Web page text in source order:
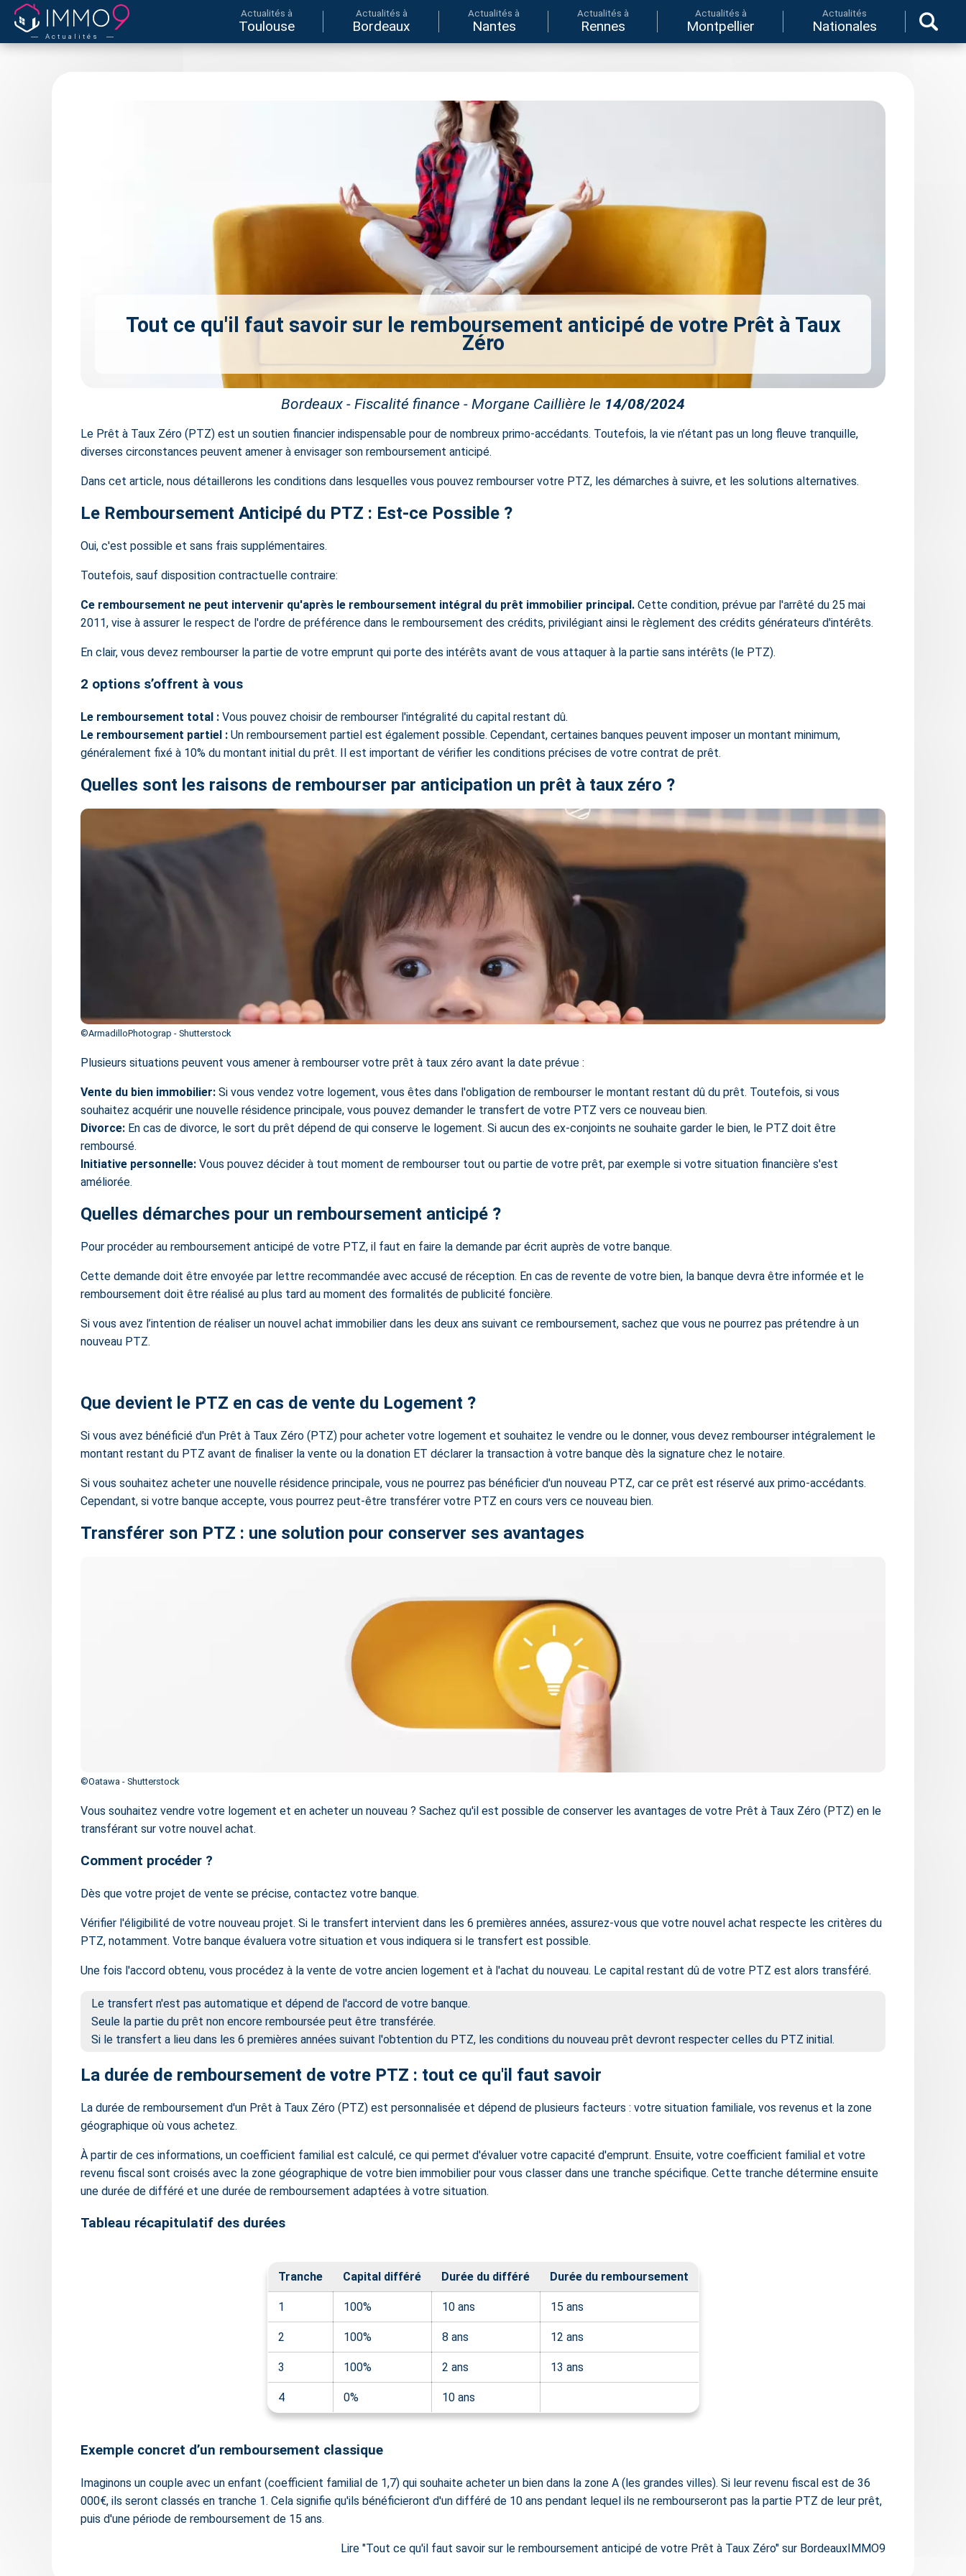
Actualités
Actualités à
Toulouse
Actualités à
Bordeaux
Actualités à
Nantes
Actualités à
Rennes
Actualités à
Montpellier
Actualités
Nationales
Tout ce qu'il faut savoir sur le remboursement anticipé de votre Prêt à Taux
Zéro
Bordeaux - Fiscalité finance - Morgane Caillière le 14/08/2024
Le Prêt à Taux Zéro (PTZ) est un soutien financier indispensable pour de nombreux primo-accédants. Toutefois, la vie n’étant pas un long fleuve tranquille,
diverses circonstances peuvent amener à envisager son remboursement anticipé.
Dans cet article, nous détaillerons les conditions dans lesquelles vous pouvez rembourser votre PTZ, les démarches à suivre, et les solutions alternatives.
Le Remboursement Anticipé du PTZ : Est-ce Possible ?
Oui, c'est possible et sans frais supplémentaires.
Toutefois, sauf disposition contractuelle contraire:
Ce remboursement ne peut intervenir qu'après le remboursement intégral du prêt immobilier principal. Cette condition, prévue par l'arrêté du 25 mai
2011, vise à assurer le respect de l'ordre de préférence dans le remboursement des crédits, privilégiant ainsi le règlement des crédits générateurs d'intérêts.
En clair, vous devez rembourser la partie de votre emprunt qui porte des intérêts avant de vous attaquer à la partie sans intérêts (le PTZ).
2 options s’offrent à vous
Le remboursement total : Vous pouvez choisir de rembourser l'intégralité du capital restant dû.
Le remboursement partiel : Un remboursement partiel est également possible. Cependant, certaines banques peuvent imposer un montant minimum,
généralement fixé à 10% du montant initial du prêt. Il est important de vérifier les conditions précises de votre contrat de prêt.
Quelles sont les raisons de rembourser par anticipation un prêt à taux zéro ?
©ArmadilloPhotograp - Shutterstock
Plusieurs situations peuvent vous amener à rembourser votre prêt à taux zéro avant la date prévue :
Vente du bien immobilier: Si vous vendez votre logement, vous êtes dans l'obligation de rembourser le montant restant dû du prêt. Toutefois, si vous
souhaitez acquérir une nouvelle résidence principale, vous pouvez demander le transfert de votre PTZ vers ce nouveau bien.
Divorce: En cas de divorce, le sort du prêt dépend de qui conserve le logement. Si aucun des ex-conjoints ne souhaite garder le bien, le PTZ doit être
remboursé.
Initiative personnelle: Vous pouvez décider à tout moment de rembourser tout ou partie de votre prêt, par exemple si votre situation financière s'est
améliorée.
Quelles démarches pour un remboursement anticipé ?
Pour procéder au remboursement anticipé de votre PTZ, il faut en faire la demande par écrit auprès de votre banque.
Cette demande doit être envoyée par lettre recommandée avec accusé de réception. En cas de revente de votre bien, la banque devra être informée et le
remboursement doit être réalisé au plus tard au moment des formalités de publicité foncière.
Si vous avez l’intention de réaliser un nouvel achat immobilier dans les deux ans suivant ce remboursement, sachez que vous ne pourrez pas prétendre à un
nouveau PTZ.
Que devient le PTZ en cas de vente du Logement ?
Si vous avez bénéficié d'un Prêt à Taux Zéro (PTZ) pour acheter votre logement et souhaitez le vendre ou le donner, vous devez rembourser intégralement le
montant restant du PTZ avant de finaliser la vente ou la donation ET déclarer la transaction à votre banque dès la signature chez le notaire.
Si vous souhaitez acheter une nouvelle résidence principale, vous ne pourrez pas bénéficier d'un nouveau PTZ, car ce prêt est réservé aux primo-accédants.
Cependant, si votre banque accepte, vous pourrez peut-être transférer votre PTZ en cours vers ce nouveau bien.
Transférer son PTZ : une solution pour conserver ses avantages
©Oatawa - Shutterstock
Vous souhaitez vendre votre logement et en acheter un nouveau ? Sachez qu'il est possible de conserver les avantages de votre Prêt à Taux Zéro (PTZ) en le
transférant sur votre nouvel achat.
Comment procéder ?
Dès que votre projet de vente se précise, contactez votre banque.
Vérifier l'éligibilité de votre nouveau projet. Si le transfert intervient dans les 6 premières années, assurez-vous que votre nouvel achat respecte les critères du
PTZ, notamment. Votre banque évaluera votre situation et vous indiquera si le transfert est possible.
Une fois l'accord obtenu, vous procédez à la vente de votre ancien logement et à l'achat du nouveau. Le capital restant dû de votre PTZ est alors transféré.
Le transfert n'est pas automatique et dépend de l'accord de votre banque.
Seule la partie du prêt non encore remboursée peut être transférée.
Si le transfert a lieu dans les 6 premières années suivant l'obtention du PTZ, les conditions du nouveau prêt devront respecter celles du PTZ initial.
La durée de remboursement de votre PTZ : tout ce qu'il faut savoir
La durée de remboursement d'un Prêt à Taux Zéro (PTZ) est personnalisée et dépend de plusieurs facteurs : votre situation familiale, vos revenus et la zone
géographique où vous achetez.
À partir de ces informations, un coefficient familial est calculé, ce qui permet d'évaluer votre capacité d'emprunt. Ensuite, votre coefficient familial et votre
revenu fiscal sont croisés avec la zone géographique de votre bien immobilier pour vous classer dans une tranche spécifique. Cette tranche détermine ensuite
une durée de différé et une durée de remboursement adaptées à votre situation.
Tableau récapitulatif des durées
Tranche Capital différé Durée du différé Durée du remboursement
1 100% 10 ans 15 ans
2 100% 8 ans 12 ans
3 100% 2 ans 13 ans
4 0% 10 ans
Exemple concret d’un remboursement classique
Imaginons un couple avec un enfant (coefficient familial de 1,7) qui souhaite acheter un bien dans la zone A (les grandes villes). Si leur revenu fiscal est de 36
000€, ils seront classés en tranche 1. Cela signifie qu'ils bénéficieront d'un différé de 10 ans pendant lequel ils ne rembourseront pas la partie PTZ de leur prêt,
puis d'une période de remboursement de 15 ans.
Lire "Tout ce qu'il faut savoir sur le remboursement anticipé de votre Prêt à Taux Zéro" sur BordeauxIMMO9